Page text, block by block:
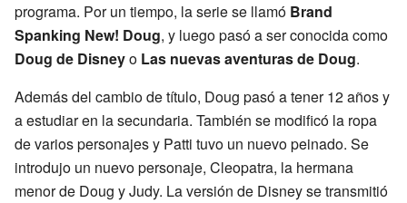
programa. Por un tiempo, la serie se llamó Brand
Spanking New! Doug, y luego pasó a ser conocida como
Doug de Disneyo Las nuevas aventuras de Doug.
Además del cambio de título, Doug pasó a tener 12 años y
a estudiar en la secundaria. También se modificó la ropa
de varios personajes y Patti tuvo un nuevo peinado. Se
introdujo un nuevo personaje, Cleopatra, la hermana
menor de Doug y Judy. La versión de Disney se transmitió